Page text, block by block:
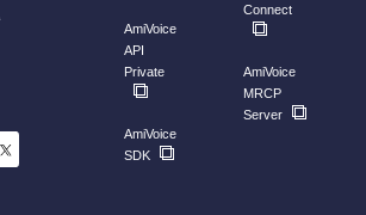
AmiVoice
API
Private
AmiVoice
SDK
Connect
AmiVoice
MRCP
Server